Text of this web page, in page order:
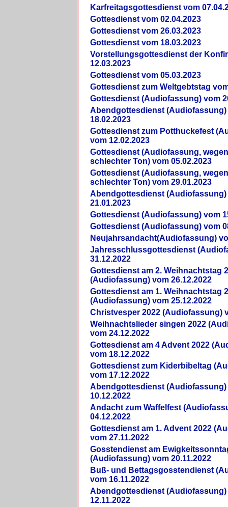
Karfreitagsgottesdienst vom
Gottesdienst vom 02.04.2023
Gottesdienst vom 26.03.2023
Gottesdienst vom 18.03.2023
Vorstellungsgottesdienst der
12.03.2023
Gottesdienst vom 05.03.2023
Gottesdienst zum Weltgebtstag
Gottesdienst (Audiofassung) vom
Abendgottesdienst (Audiofassung)
18.02.2023
Gottesdienst zum Potthuckefest
vom 12.02.2023
Gottesdienst (Audiofassung,
schlechter Ton) vom 05.02.2023
Gottesdienst (Audiofassung,
schlechter Ton) vom 29.01.2023
Abendgottesdienst (Audiofassung)
21.01.2023
Gottesdienst (Audiofassung) vom
Gottesdienst (Audiofassung) vom
Neujahrsandacht(Audiofassung)
Jahresschlussgottesdienst
31.12.2022
Gottesdienst am 2. Weihnachtstag
(Audiofassung) vom 26.12.2022
Gottesdienst am 1. Weihnachtstag
(Audiofassung) vom 25.12.2022
Christvesper 2022 (Audiofassung)
Weihnachtslieder singen 2022
vom 24.12.2022
Gottesdienst am 4 Advent 2022
vom 18.12.2022
Gottesdienst zum Kiderbibeltag
vom 17.12.2022
Abendgottesdienst (Audiofassung)
10.12.2022
Andacht zum Waffelfest
04.12.2022
Gottesdienst am 1. Advent 2022
vom 27.11.2022
Gosstendienst am
(Audiofassung) vom 20.11.2022
Buß- und Bettagsgosstendienst
vom 16.11.2022
Abendgottesdienst (Audiofassung)
12.11.2022